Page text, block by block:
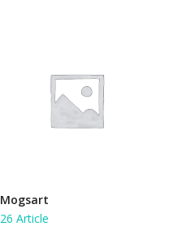
Mogsart
26 Article